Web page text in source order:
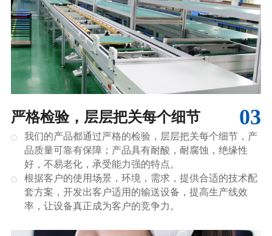
03
严格检验，层层把关每个细节
我们的产品都通过严格的检验，层层把关每个细节，产
品质量可靠有保障；产品具有耐酸，耐腐蚀，绝缘性
好，不易老化，承受能力强的特点。
根据客户的使用场景，环境，需求，提供合适的技术配
套方案，开发出客户适用的输送设备，提高生产线效
率，让设备真正成为客户的竞争力。